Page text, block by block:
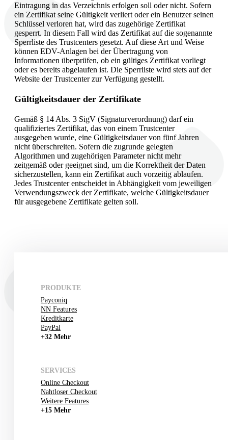
Eintragung in das Verzeichnis erfolgen soll oder nicht. Sofern
ein Zertifikat seine Gültigkeit verliert oder ein Benutzer seinen
Schlüssel verloren hat, wird das zugehörige Zertifikat
gesperrt. In diesem Fall wird das Zertifikat auf die sogenannte
Sperrliste des Trustcenters gesetzt. Auf diese Art und Weise
können EDV-Anlagen bei der Übertragung von
Informationen überprüfen, ob ein gültiges Zertifikat vorliegt
oder es bereits abgelaufen ist. Die Sperrliste wird stets auf der
Website der Trustcenter zur Verfügung gestellt.
Gültigkeitsdauer der Zertifikate
Gemäß § 14 Abs. 3 SigV (Signaturverordnung) darf ein
qualifiziertes Zertifikat, das von einem Trustcenter
ausgegeben wurde, eine Gültigkeitsdauer von fünf Jahren
nicht überschreiten. Sofern die zugrunde gelegten
Algorithmen und zugehörigen Parameter nicht mehr
zeitgemäß oder geeignet sind, um die Korrektheit der Daten
sicherzustellen, kann ein Zertifikat auch vorzeitig ablaufen.
Jedes Trustcenter entscheidet in Abhängigkeit vom jeweiligen
Verwendungszweck der Zertifikate, welche Gültigkeitsdauer
für ausgegebene Zertifikate gelten soll.
PRODUKTE
Payconiq
NN Features
Kreditkarte
PayPal
+32 Mehr
SERVICES
Online Checkout
Nahtloser Checkout
Weitere Features
+15 Mehr